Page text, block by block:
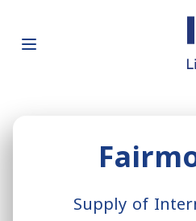
Supply of